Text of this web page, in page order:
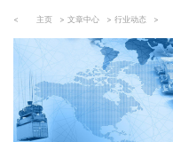
< 主页 > 文章中心 > 行业动态 >